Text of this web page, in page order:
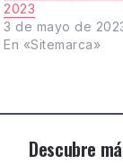
2023
3 de mayo de
En «Sitemarca»
Descubre